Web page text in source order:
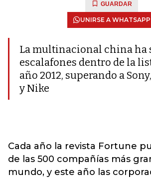
GUARDAR
UNIRSE A WHATSAPP
La multinacional china ha
escalafones dentro de la
año 2012, superando a
y Nike
Cada año la revista Fortune
de las 500 compañías más
mundo, y este año las